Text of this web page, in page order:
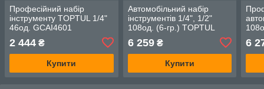
Професійний набір
інструменту TOPTUL 1/4"
46од. GCAI4601
2 444 ₴
Купити
Автомобільний набір
інструментів 1/4", 1/2"
108од. (6-гр.) TOPTUL
6 259₴
Купити
6